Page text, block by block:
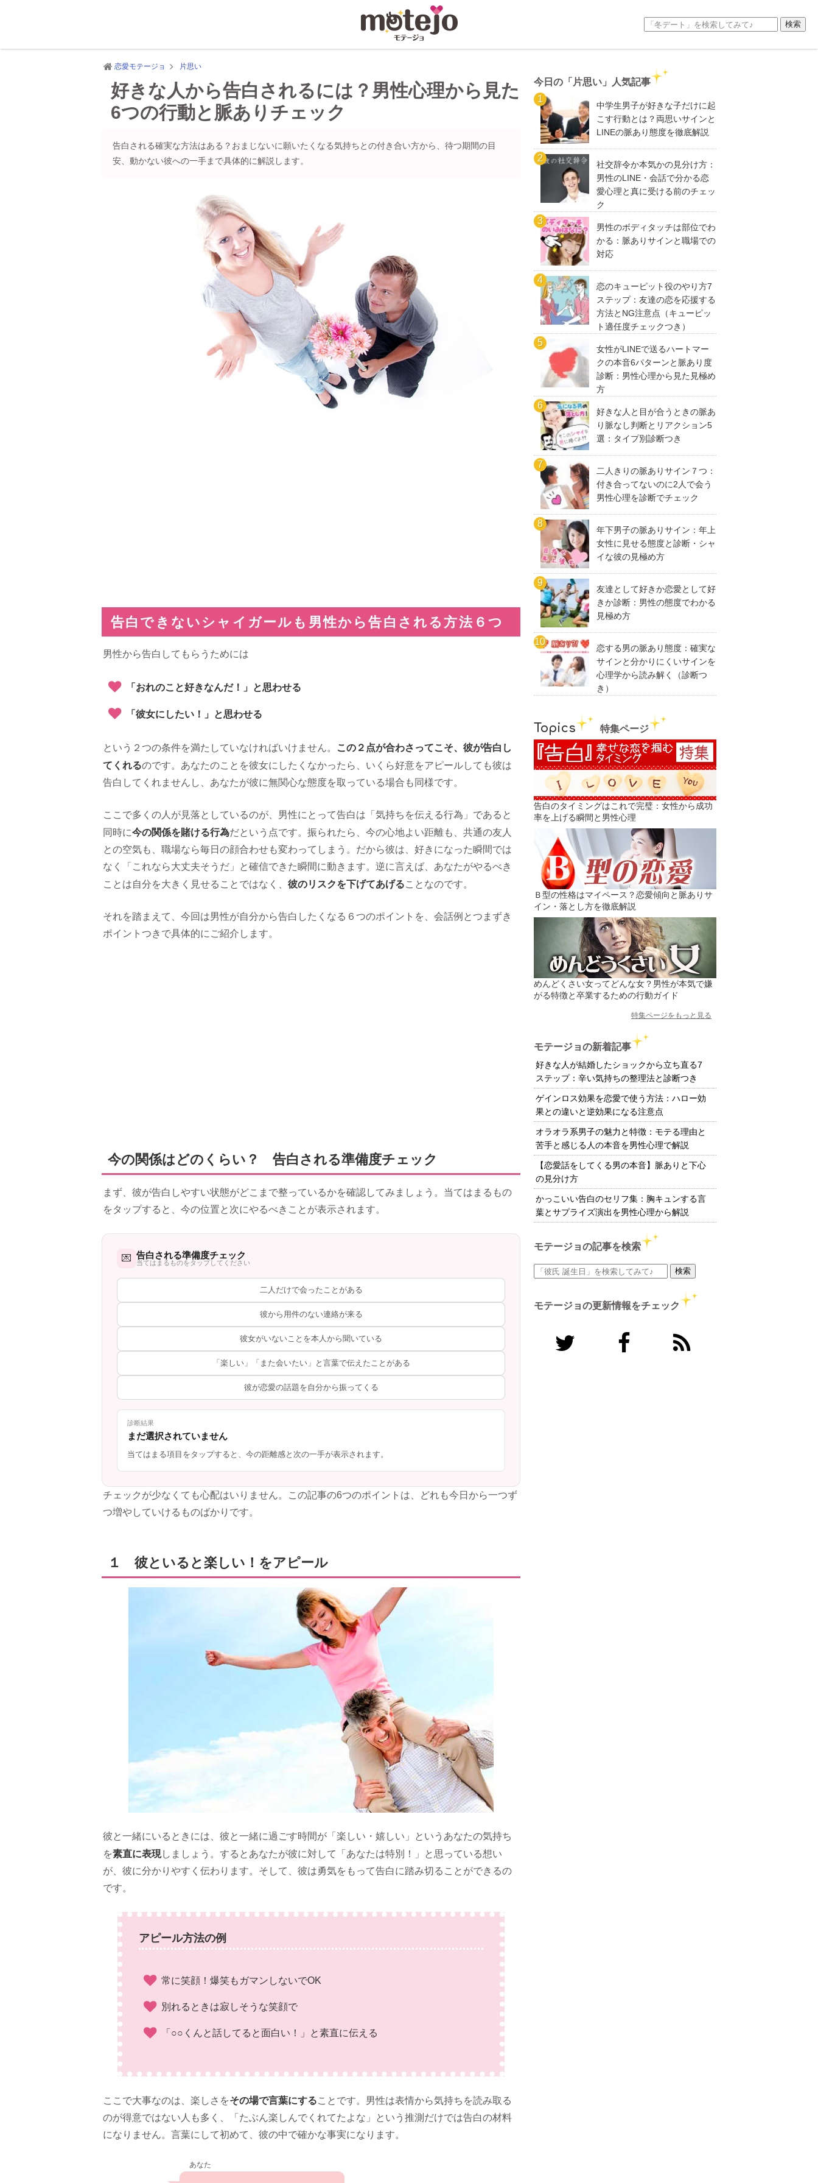
恋愛モテージョ 片思い
好きな人から告白されるには？男性心理から見た
6つの行動と脈ありチェック
告白される確実な方法はある？おまじないに願いたくなる気持ちとの付き合い方から、待つ期間の目
安、動かない彼への一手まで具体的に解説します。
告白できないシャイガールも男性から告白される方法６つ
男性から告白してもらうためには
「おれのこと好きなんだ！」と思わせる
「彼女にしたい！」と思わせる
という２つの条件を満たしていなければいけません。
この２点が合わさってこそ、彼が告白し
てくれるのです。あなたのことを彼女にしたくなかったら、いくら好意をアピールしても彼は
告白してくれませんし、あなたが彼に無関心な態度を取っている場合も同様です。
ここで多くの人が見落としているのが、男性にとって告白は「気持ちを伝える行為」であると
同時に今の関係を賭ける行為だという点です。振られたら、今の心地よい距離も、共通の友人
との空気も、職場なら毎日の顔合わせも変わってしまう。だから彼は、好きになった瞬間では
なく「これなら大丈夫そうだ」と確信できた瞬間に動きます。逆に言えば、あなたがやるべき
ことは自分を大きく見せることではなく、 彼のリスクを下げてあげることなのです。
それを踏まえて、今回は男性が自分から告白したくなる６つのポイントを、会話例とつまずき
ポイントつきで具体的にご紹介します。
今の関係はどのくらい？ 告白される準備度チェック
まず、彼が告白しやすい状態がどこまで整っているかを確認してみましょう。当てはまるもの
をタップすると、今の位置と次にやるべきことが表示されます。
💌 告白される準備度チェック
当てはまるものをタップしてください
二人だけで会ったことがある
彼から用件のない連絡が来る
彼女がいないことを本人から聞いている
「楽しい」「また会いたい」と言葉で伝えたことがある
彼が恋愛の話題を自分から振ってくる
診断結果
まだ選択されていません
当てはまる項目をタップすると、今の距離感と次の一手が表示されます。
チェックが少なくても心配はいりません。この記事の6つのポイントは、どれも今日から一つず
つ増やしていけるものばかりです。
１ 彼といると楽しい！をアピール
彼と一緒にいるときには、彼と一緒に過ごす時間が「楽しい・嬉しい」というあなたの気持ち
を素直に表現しましょう。するとあなたが彼に対して「あなたは特別！」と思っている想い
が、彼に分かりやすく伝わります。そして、彼は勇気をもって告白に踏み切ることができるの
です。
アピール方法の例
常に笑顔！爆笑もガマンしないでOK
別れるときは寂しそうな笑顔で
「○○くんと話してると面白い！」と素直に伝える
ここで大事なのは、楽しさをその場で言葉にすることです。男性は表情から気持ちを読み取る
のが得意ではない人も多く、「たぶん楽しんでくれてたよな」という推測だけでは告白の材料
になりません。言葉にして初めて、彼の中で確かな事実になります。
あなた
今日の「片思い」人気記事
中学生男子が好きな子だけに起
こす行動とは？両思いサインと
LINEの脈あり態度を徹底解説
社交辞令か本気かの見分け方：
男性のLINE・会話で分かる恋
愛心理と真に受ける前のチェッ
ク
男性のボディタッチは部位でわ
かる：脈ありサインと職場での
対応
恋のキューピット役のやり方7
ステップ：友達の恋を応援する
方法とNG注意点（キューピッ
ト適任度チェックつき）
女性がLINEで送るハートマー
クの本音6パターンと脈あり度
診断：男性心理から見た見極め
方
好きな人と目が合うときの脈あ
り脈なし判断とリアクション5
選：タイプ別診断つき
二人きりの脈ありサイン７つ：
付き合ってないのに2人で会う
男性心理を診断でチェック
年下男子の脈ありサイン：年上
女性に見せる態度と診断・シャ
イな彼の見極め方
友達として好きか恋愛として好
きか診断：男性の態度でわかる
見極め方
恋する男の脈あり態度：確実な
サインと分かりにくいサインを
心理学から読み解く（診断つ
き）
Topics 特集ページ
告白のタイミングはこれで完璧：女性から成功
率を上げる瞬間と男性心理
Ｂ型の性格はマイペース？恋愛傾向と脈ありサ
イン・落とし方を徹底解説
めんどくさい女ってどんな女？男性が本気で嫌
がる特徴と卒業するための行動ガイド
特集ページをもっと見る
モテージョの新着記事
好きな人が結婚したショックから立ち直る7
ステップ：辛い気持ちの整理法と診断つき
ゲインロス効果を恋愛で使う方法：ハロー効
果との違いと逆効果になる注意点
オラオラ系男子の魅力と特徴：モテる理由と
苦手と感じる人の本音を男性心理で解説
【恋愛話をしてくる男の本音】脈ありと下心
の見分け方
かっこいい告白のセリフ集：胸キュンする言
葉とサプライズ演出を男性心理から解説
モテージョの記事を検索
モテージョの更新情報をチェック